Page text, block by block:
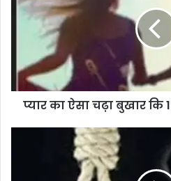
प्यार का ऐसा चढ़ा बुखार कि